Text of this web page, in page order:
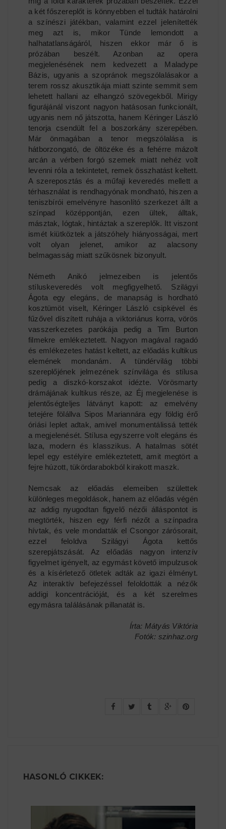
a két főszereplőt is könnyebben el tudták határolni
a színészi játékban, valamint ezzel jelenítették
meg azt is, mikor Tünde lemondott a
halhatatlanságáról, hiszen ekkor már ő is
prózában beszélt. Azonban az opera
megjelenésének nem kedvezett a Maladype
Bázis, ugyanis a szopránok megszólalásakor a
terem rossz akusztikája miatt szinte semmit sem
lehetett hallani az elhangzó szövegekből. Mirigy
figurájánál viszont nagyon hatásosan funkcionált,
ugyanis nem nő játszotta, hanem Kéringer László
tenorja csendült fel a boszorkány szerepében.
Már önmagában a tenor megszólalása is
hátborzongató, de öltözéke és a fehérre mázolt
arcán a vérben forgó szemek miatt nehéz volt
levenni róla a tekintetet, remek összhatást keltett.
A szereposztás és a műfaji keveredés mellett a
térhasználat is rendhagyónak mondható, hiszen a
teniszbírói emelvényre hasonlító szerkezet állt a
színpad középpontján, ezen ültek, álltak,
másztak, lógtak, hintáztak a szereplők. Itt viszont
ismét kiütköztek a játszóhely hiányosságai, mert
volt olyan jelenet, amikor az alacsony
belmagasság miatt szűkösnek bizonyult.
Németh Anikó jelmezeiben is jelentős
stíluskeveredés volt megfigyelhető. Szilágyi
Ágota egy elegáns, de manapság is hordható
kosztümöt viselt, Kéringer László csipkével és
fűzővel díszített ruhája a viktoriánus korra, vörös
vasszerkezetes parókája pedig a Tim Burton
filmekre emlékeztetett. Nagyon magával ragadó
és emlékezetes hatást keltett, az előadás kultikus
elemének mondanám. A tündérvilág többi
szereplőjének jelmezének színvilága és stílusa
pedig a diszkó-korszakot idézte. Vörösmarty
drámájának kultikus része, az Éj megjelenése is
jelentőségteljes látványt kapott: az emelvény
tetejére fölállva Sipos Mariannára egy földig érő
óriási leplet adtak, amivel monumentálissá tették
a megjelenését. Stílusa egyszerre volt elegáns és
laza, modern és klasszikus. A hatalmas sötét
lepel egy estélyire emlékeztetett, amit megtört a
fejre húzott, tükördarabokból kirakott maszk.
Nemcsak az előadás elemeiben születtek
különleges megoldások, hanem az előadás végén
az addig nyugodtan figyelő nézői álláspontot is
megtörték, hiszen egy férfi nézőt a színpadra
hívtak, és vele mondatták el Csongor zárósorait,
ezzel feloldva Szilágyi Ágota kettős
szerepjátszását. Az előadás nagyon intenzív
figyelmet igényelt, az egymást követő impulzusok
és a kísérletező ötletek adták az igazi élményt.
Az interaktív befejezéssel feloldották a nézők
addigi koncentrációját, és a két szerelmes
egymásra találásának pillanatát is.
Írta: Mátyás Viktória
Fotók: szinhaz.org
HASONLÓ CIKKEK: